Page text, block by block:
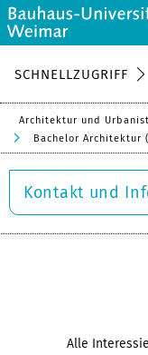
SCHNELLZUGRIFF
Architektur und
Bachelor Architektur
Kontakt und
Alle